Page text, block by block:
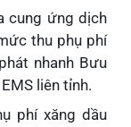
cung ứng dịch
thu phụ phí
nhanh Bưu
liên tỉnh.
phí xăng dầu